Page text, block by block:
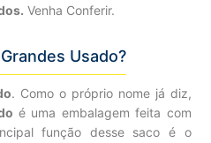
Venha Conferir.
Usado?
. Como o próprio nome já diz,
é uma embalagem feita com
função desse saco é o